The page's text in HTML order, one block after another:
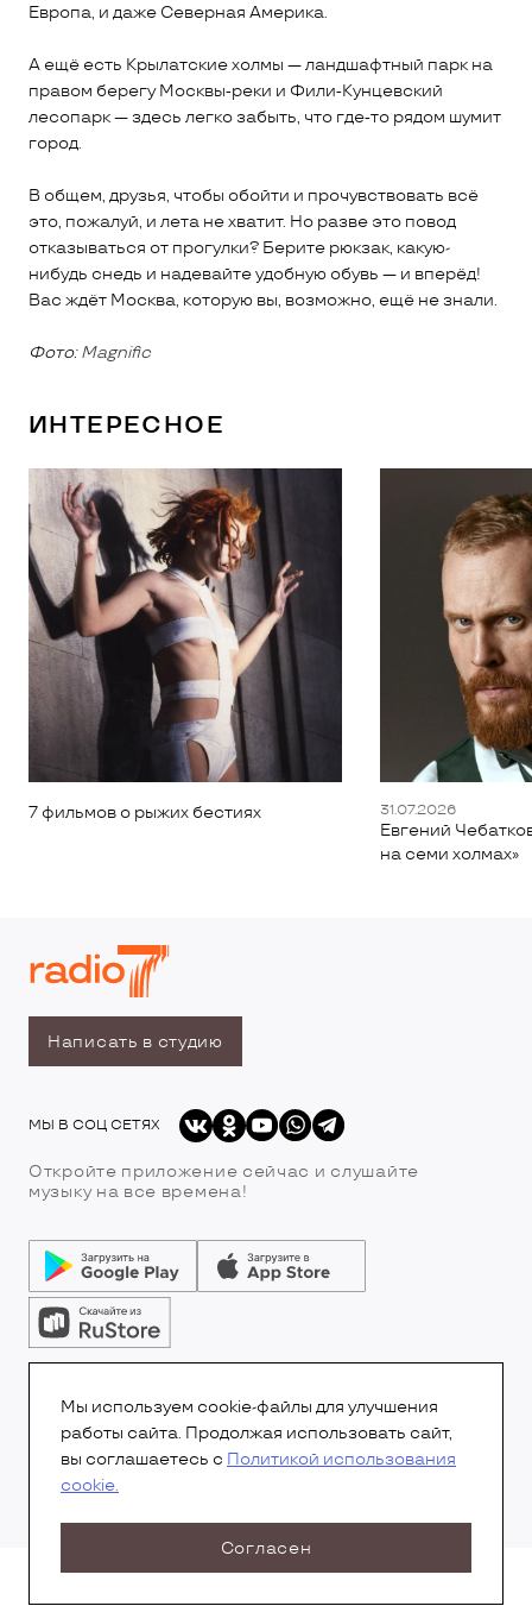
Европа, и даже Северная Америка.
А ещё есть Крылатские холмы — ландшафтный парк на
правом берегу Москвы‑реки и Фили‑Кунцевский
лесопарк — здесь легко забыть, что где‑то рядом шумит
город.
В общем, друзья, чтобы обойти и прочувствовать всё
это, пожалуй, и лета не хватит. Но разве это повод
отказываться от прогулки? Берите рюкзак, какую-
нибудь снедь и надевайте удобную обувь — и вперёд!
Вас ждёт Москва, которую вы, возможно, ещё не знали.
Фото:Magnific
ИНТЕРЕСНОЕ
7 фильмов о рыжих бестиях 31.07.2026
Евгений
на семи холмах»
Написать в студию
МЫ В СОЦ СЕТЯХ
Откройте приложение сейчас и слушайте
музыку на все времена!
© Все права защищены.Copyright 2026© Радио 7
Мы используем cookie-файлы для улучшения
работы сайта. Продолжая использовать сайт,
вы соглашаетесь с Политикой использования
cookie.
Согласен